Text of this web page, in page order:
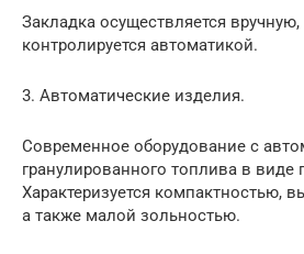
Закладка осуществляется
контролируется автоматикой.
3. Автоматические изделия.
Современное оборудование с
гранулированного топлива в виде
Характеризуется компактностью,
а также малой зольностью.